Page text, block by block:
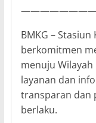
BMKG –
berkomitmen
menuju Wilayah
layanan dan
transparan dan
berlaku.